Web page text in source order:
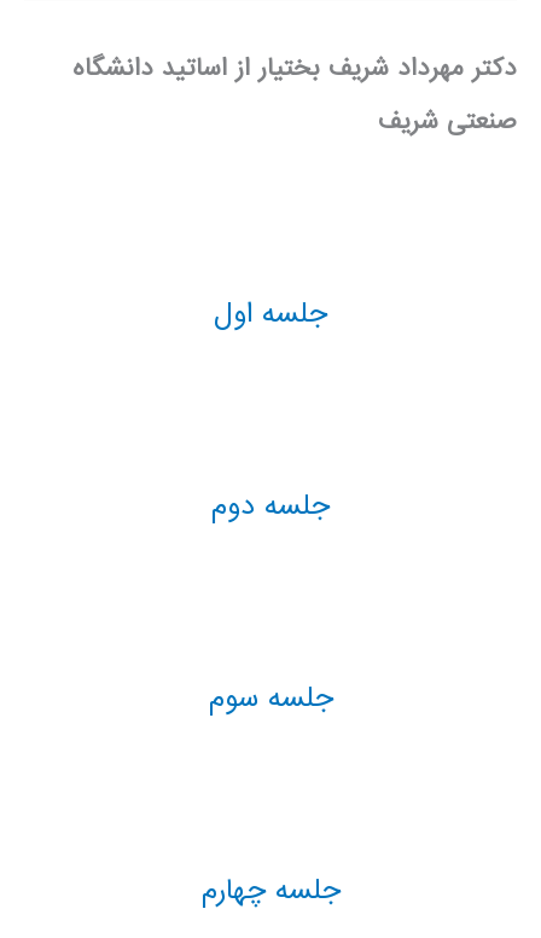
دکتر مهرداد شریف بختیار از اساتید دانشگاه
صنعتی شریف
جلسه اول
جلسه دوم
جلسه سوم
جلسه چهارم